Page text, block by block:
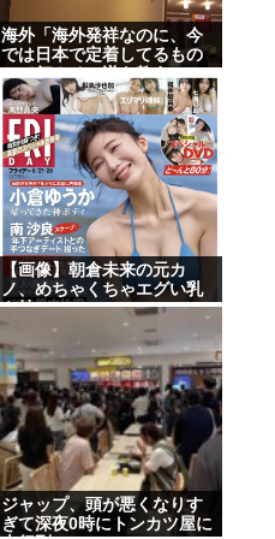
海外「海外発祥なのに、今
では日本で定着してるもの
って何？その逆も教え
て！」（海外の反応）
【画像】朝倉未来の元カ
ノ、めちゃくちゃエグい乳
を持つ
ジャップ、頭が悪くなりす
ぎて深夜0時にトンカツ屋に